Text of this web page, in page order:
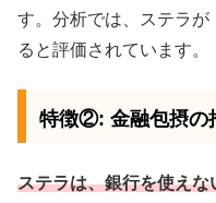
す。分析では、ステラ
ると評価されています。
特徴②: 金融包摂の
ステラは、銀行を使え